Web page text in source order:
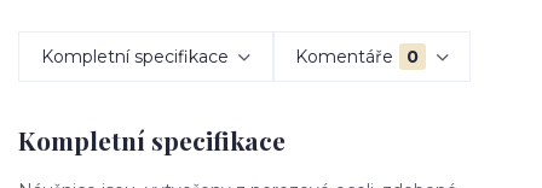
Kompletní specifikace Komentáře 0
Kompletní specifikace